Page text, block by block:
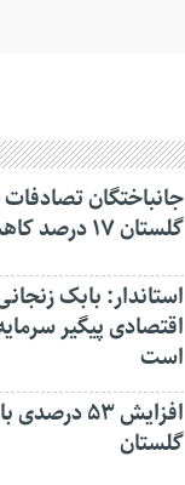
جانباختگان
گلستان ۱۷ درصد کاهش یافت
اقتصادی پیگیر
است
افزایش ۵۳
گلستان